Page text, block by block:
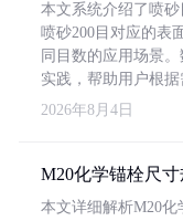
本文系统介绍了喷
喷砂200目对应的表
同目数的应用场景
实践，帮助用户根据
2026年8月4日
M20化学锚栓尺
本文详细解析M20